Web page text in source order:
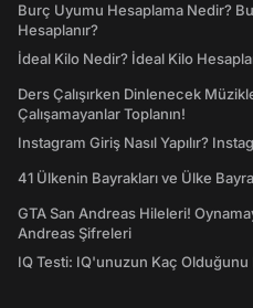
Burç Uyumu Hesaplama Nedir?
Hesaplanır?
İdeal Kilo Nedir? İdeal Kilo
Ders Çalışırken Dinlenecek
Çalışamayanlar Toplanın!
Instagram Giriş Nasıl Yapılır?
41 Ülkenin Bayrakları ve Ülke
GTA San Andreas Hileleri!
Andreas Şifreleri
IQ Testi: IQ'unuzun Kaç Olduğunu